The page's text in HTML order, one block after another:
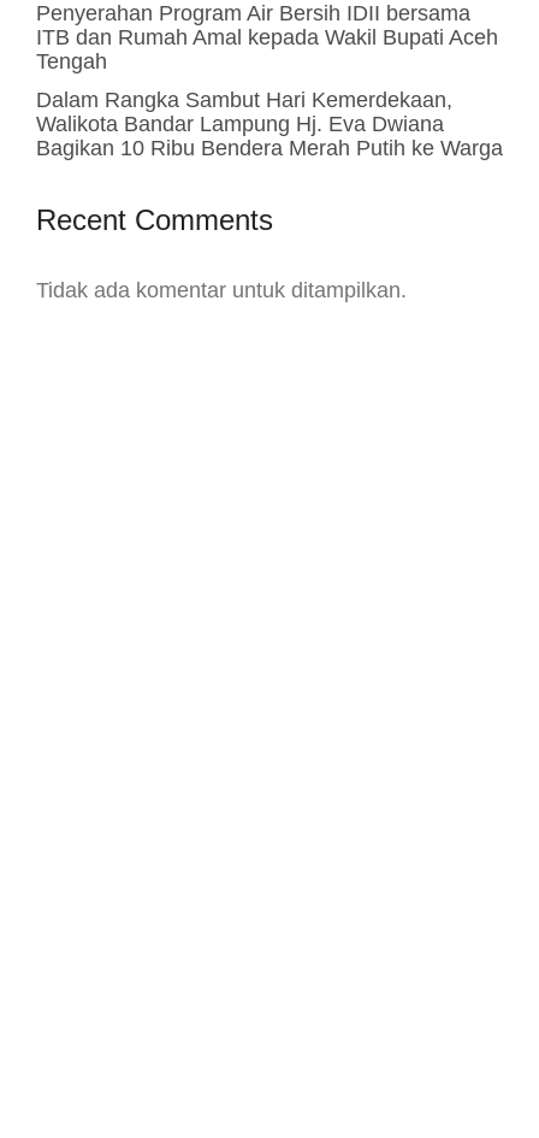
Penyerahan Program Air Bersih IDII bersama
ITB dan Rumah Amal kepada Wakil Bupati Aceh
Tengah
Dalam Rangka Sambut Hari Kemerdekaan,
Walikota Bandar Lampung Hj. Eva Dwiana
Bagikan 10 Ribu Bendera Merah Putih ke Warga
Recent Comments
Tidak ada komentar untuk ditampilkan.